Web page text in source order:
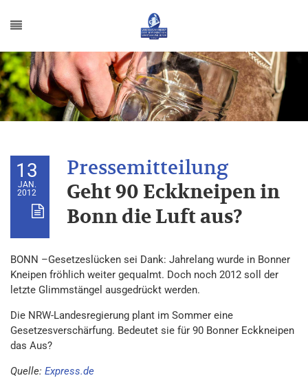
13
JAN.
2012
Geht 90 Eckkneipen in
Bonn die Luft aus?
BONN –Gesetzeslücken sei Dank: Jahrelang wurde in Bonner
Kneipen fröhlich weiter gequalmt. Doch noch 2012 soll der
letzte Glimmstängel ausgedrückt werden.
Die NRW-Landesregierung plant im Sommer eine
Gesetzesverschärfung. Bedeutet sie für 90 Bonner Eckkneipen
das Aus?
Quelle: Express.de